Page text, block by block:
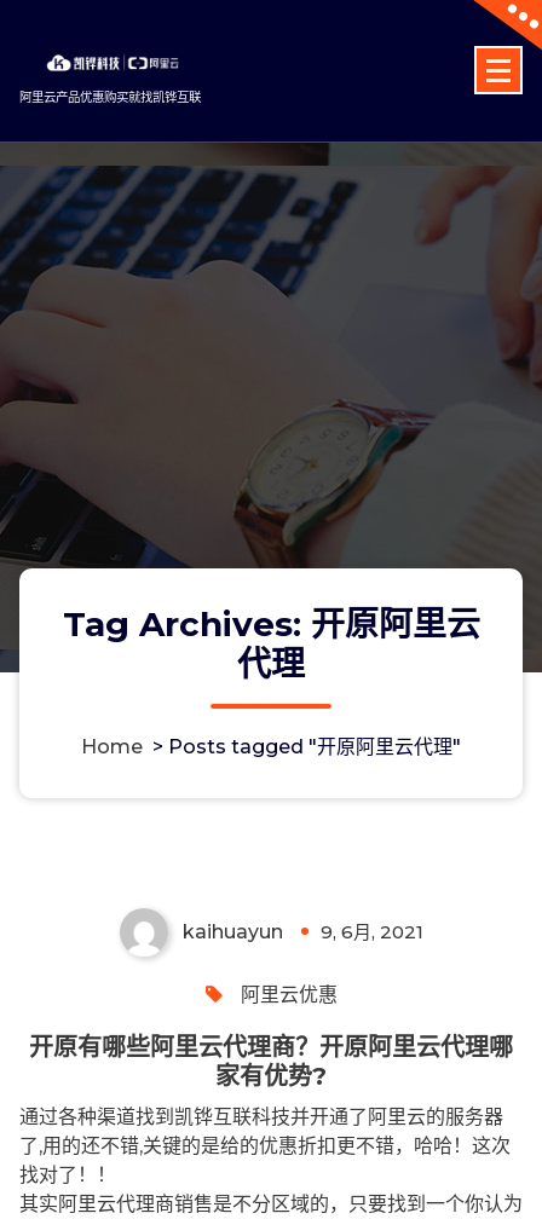
content
阿里云产品优惠购买就找凯铧互联
Tag Archives: 开原阿里云
代理
Home > Posts tagged "开原阿里云代理"
kaihuayun 9, 6月, 2021
阿里云优惠
开原有哪些阿里云代理商？开原阿里云代理哪
家有优势?
通过各种渠道找到凯铧互联科技并开通了阿里云的服务器
了,用的还不错,关键的是给的优惠折扣更不错，哈哈！这次
找对了！！
其实阿里云代理商销售是不分区域的，只要找到一个你认为